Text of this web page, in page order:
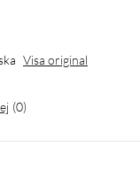
Visa original
(0)